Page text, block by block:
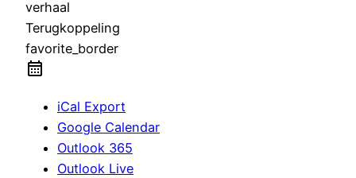
Terugkoppeling
favorite_border
iCal Export
Google Calendar
Outlook 365
Outlook Live